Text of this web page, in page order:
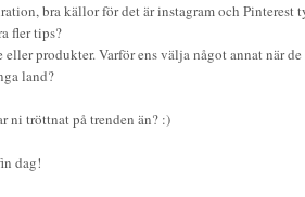
bra källor för det är instagram och Pinterest
fler tips?
produkter. Varför ens välja något annat när
land?
ni tröttnat på trenden än? :)
dag!